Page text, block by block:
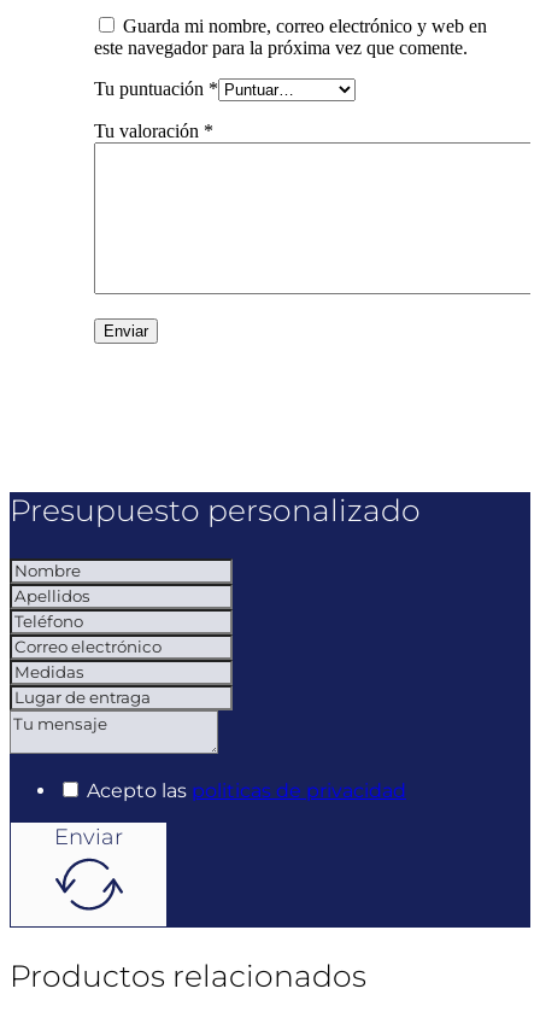
Guarda mi nombre, correo electrónico y web en
este navegador para la próxima vez que comente.
Tu puntuación *
Tu valoración *
Presupuesto personalizado
Acepto las politicas de privacidad
Enviar
Productos relacionados